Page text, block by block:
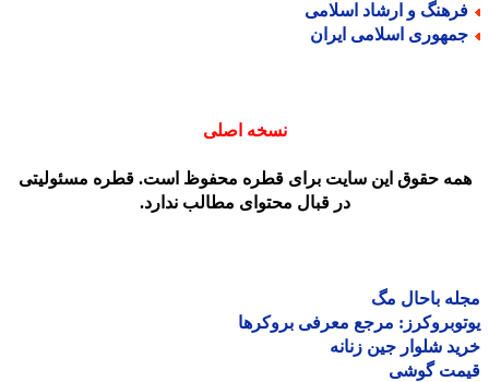
و ارشاد اسلامی
اسلامی ایران
نسخه اصلی
حقوق این سایت برای قطره محفوظ است. قطره مسئولیتی
در قبال محتوای مطالب ندارد.
باحال مگ
مرجع معرفی بروکرها
شلوار جین زنانه
گوشی